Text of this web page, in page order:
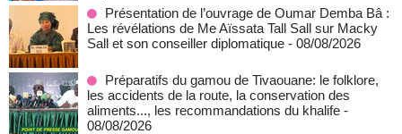
Présentation de l’ouvrage de Oumar Demba Bâ :
Les révélations de Me Aïssata Tall Sall sur Macky
Sall et son conseiller diplomatique - 08/08/2026
Préparatifs du gamou de Tivaouane: le folklore,
les accidents de la route, la conservation des
aliments..., les recommandations du khalife -
08/08/2026